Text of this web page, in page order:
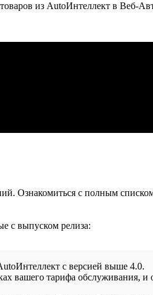
из AutoИнтеллект в Веб-
Ознакомиться с полным
с выпуском релиза:
с версией выше 4.0.
вашего тарифа обслуживания,